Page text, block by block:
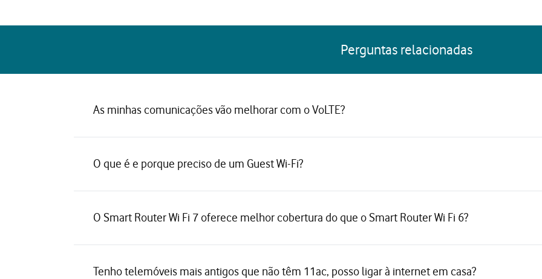
Perguntas relacionadas
As minhas comunicações vão melhorar com o VoLTE?
O que é e porque preciso de um Guest Wi-Fi?
O Smart Router Wi Fi 7 oferece melhor cobertura do que o Smart Router Wi Fi 6?
Tenho telemóveis mais antigos que não têm 11ac, posso ligar à internet em casa?